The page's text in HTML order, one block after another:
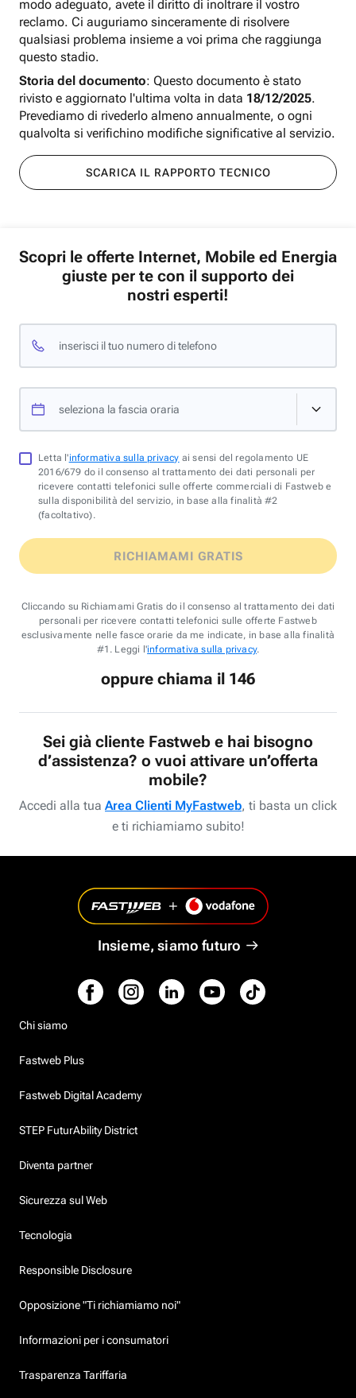
modo adeguato, avete il diritto di inoltrare il vostro
reclamo. Ci auguriamo sinceramente di risolvere
qualsiasi problema insieme a voi prima che raggiunga
questo stadio.
Storia del documento: Questo documento è stato
rivisto e aggiornato l'ultima volta in data 18/12/2025.
Prevediamo di rivederlo almeno annualmente, o ogni
qualvolta si verifichino modifiche significative al servizio.
SCARICA IL RAPPORTO TECNICO
Scopri le offerte Internet, Mobile ed Energia
giuste per te con il supporto dei
nostri esperti!
inserisci il tuo numero di telefono
seleziona la fascia oraria
Letta l'informativa sulla privacy ai sensi del regolamento UE
2016/679 do il consenso al trattamento dei dati personali per
ricevere contatti telefonici sulle offerte commerciali di Fastweb e
sulla disponibilità del servizio, in base alla finalità #2
(facoltativo).
RICHIAMAMI GRATIS
Cliccando su Richiamami Gratis do il consenso al trattamento dei dati
personali per ricevere contatti telefonici sulle offerte Fastweb
esclusivamente nelle fasce orarie da me indicate, in base alla finalità
#1. Leggi l'informativa sulla privacy.
oppure chiama il 146
Sei già cliente Fastweb e hai bisogno
d’assistenza? o vuoi attivare un’offerta
mobile?
Accedi alla tua Area Clienti MyFastweb, ti basta un click
e ti richiamiamo subito!
Insieme, siamo futuro
Chi siamo
Fastweb Plus
Fastweb Digital Academy
STEP FuturAbility District
Diventa partner
Sicurezza sul Web
Tecnologia
Responsible Disclosure
Opposizione "Ti richiamiamo noi"
Informazioni per i consumatori
Trasparenza Tariffaria